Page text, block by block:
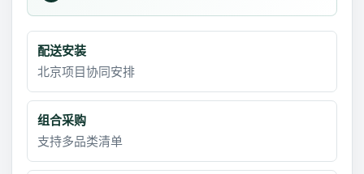
配送安装
北京项目协同安排
组合采购
支持多品类清单